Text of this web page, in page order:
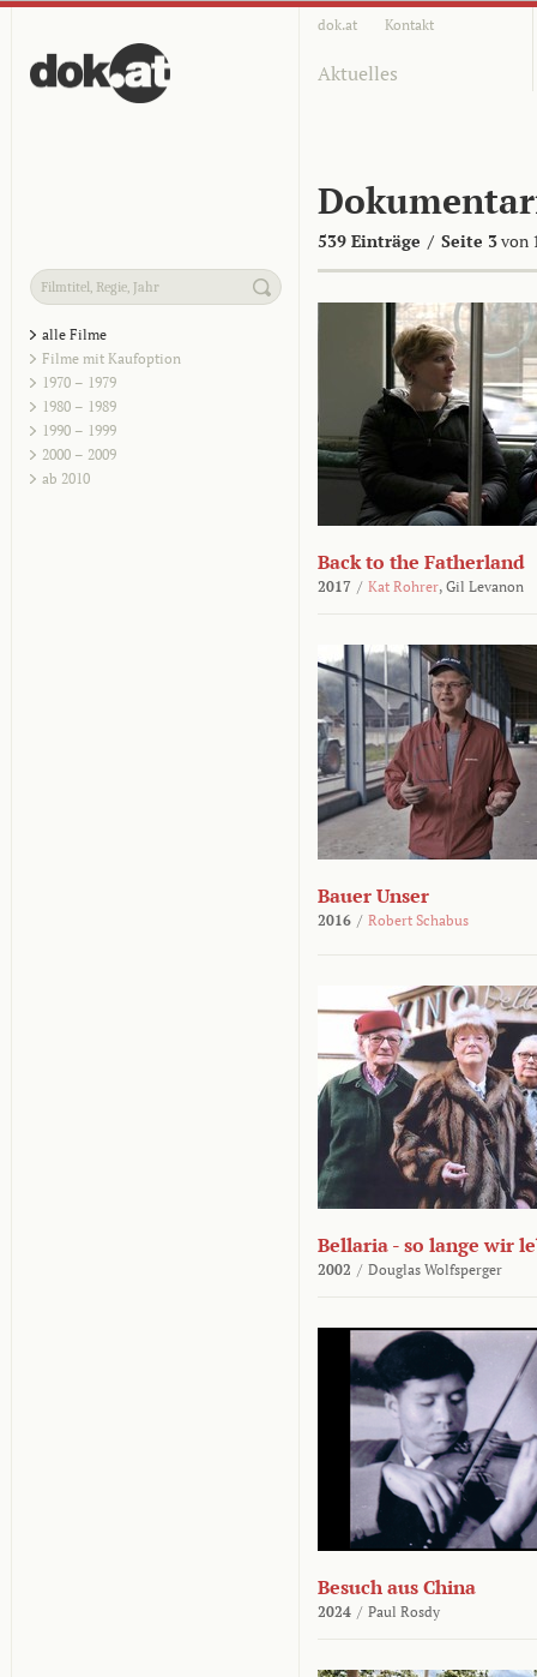
dok.at Kontakt
Aktuelles
539 Einträge / Seite 3von
alle Filme
Filme mit Kaufoption
1970 – 1979
1980 – 1989
1990 – 1999
2000 – 2009
ab 2010
Back to the Fatherland
2017 / Kat Rohrer, Gil Levanon
Bauer Unser
2016 / Robert Schabus
Bellaria - so lange wir
2002 / Douglas Wolfsperger
Besuch aus China
2024 / Paul Rosdy